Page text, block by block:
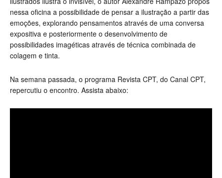
nessa oficina a possibilidade de pensar a ilustração a partir das
emoções, explorando pensamentos através de uma conversa
expositiva e posteriormente o desenvolvimento de
possibilidades imagéticas através de técnica combinada de
colagem e tinta.
Na semana passada, o programa Revista CPT, do Canal CPT,
repercutiu o encontro. Assista abaixo: